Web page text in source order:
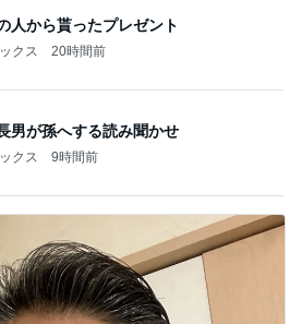
人から貰ったプレゼント
クス 20時間前
男が孫へする読み聞かせ
クス 9時間前